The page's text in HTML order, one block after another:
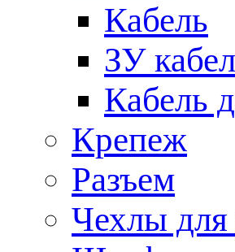
Кабель
ЗУ
Кабель
Крепеж
Разъем
Чехлы для